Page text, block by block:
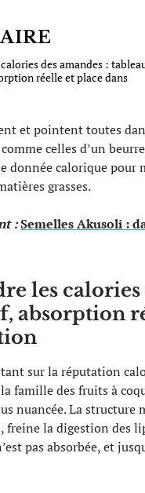
des amandes :
réelle et place dans
et pointent toutes
celles d’un
donnée calorique
grasses.
:Semelles Akusoli :
les calories
absorption
sur la réputation
famille des fruits à
nuancée. La structure
freine la digestion des
pas absorbée, et